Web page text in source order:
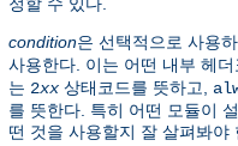
condition은 선택적으로 사용
사용한다. 이는 어떤 내부 헤
는 2xx 상태코드를 뜻하고,
를 뜻한다. 특히 어떤 모듈이
떤 것을 사용할지 잘 살펴봐야